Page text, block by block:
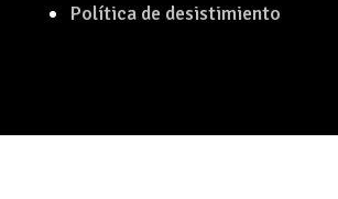
Política de desistimiento